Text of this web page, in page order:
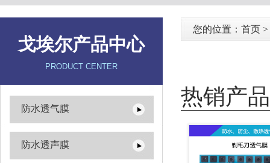
戈埃尔产品中心
PRODUCT CENTER
防水透气膜
防水透声膜
您的位置： 首页 >
热销产